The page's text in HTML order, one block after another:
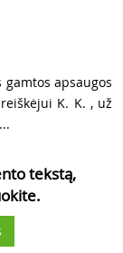
gamtos apsaugos
K. K. , už
tekstą,